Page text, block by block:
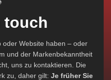
touch
oder Website haben – oder
und der Markenbekanntheit
uns zu kontaktieren. Die
zu, daher gilt: Je früher Sie